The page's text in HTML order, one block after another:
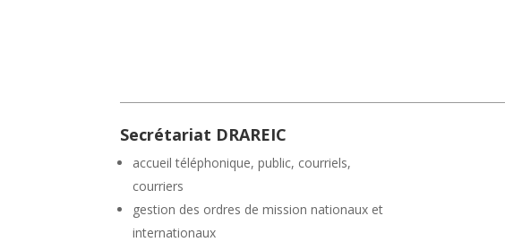
Secrétariat DRAREIC
accueil téléphonique, public, courriels,
courriers
gestion des ordres de mission nationaux et
internationaux